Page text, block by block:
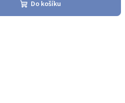
Do košíku